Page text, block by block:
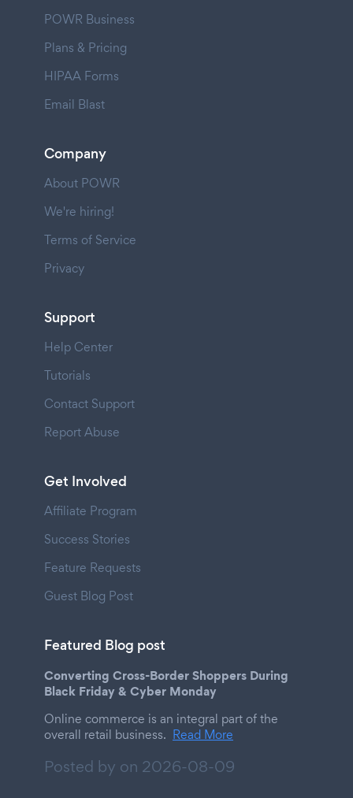
POWR Business
Plans & Pricing
HIPAA Forms
Email Blast
Company
About POWR
We're hiring!
Terms of Service
Privacy
Support
Help Center
Tutorials
Contact Support
Report Abuse
Get Involved
Affiliate Program
Success Stories
Feature Requests
Guest Blog Post
Featured Blog post
Converting Cross-Border Shoppers During
Black Friday & Cyber Monday
Online commerce is an integral part of the
overall retail business. Read More
Posted by on 2026-08-09